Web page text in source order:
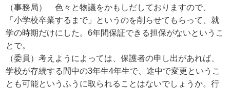
（事務局） 色々と物議をかもしだしておりますので、
「小学校卒業するまで」というのを削らせてもらって、就
学の時期だけにした。6年間保証できる担保がないというこ
とで。
（委員）考えようによっては、保護者の申し出があれば、
学校が存続する間中の3年生4年生で、途中で変更というこ
とも可能というふうに取られることはないでしょうか。行